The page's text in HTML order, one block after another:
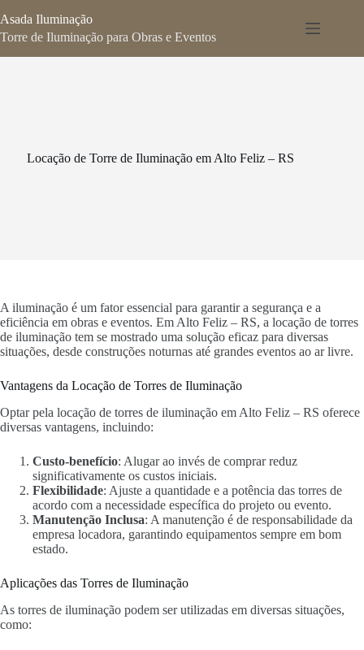
para
o
Asada Iluminação
Torre de Iluminação para Obras e Eventos
Locação de Torre de Iluminação em Alto Feliz – RS
A iluminação é um fator essencial para garantir a segurança e a
eficiência em obras e eventos. Em Alto Feliz – RS, a locação de torres
de iluminação tem se mostrado uma solução eficaz para diversas
situações, desde construções noturnas até grandes eventos ao ar livre.
Vantagens da Locação de Torres de Iluminação
Optar pela locação de torres de iluminação em Alto Feliz – RS oferece
diversas vantagens, incluindo:
Custo-benefício: Alugar ao invés de comprar reduz
significativamente os custos iniciais.
Flexibilidade: Ajuste a quantidade e a potência das torres de
acordo com a necessidade específica do projeto ou evento.
Manutenção Inclusa: A manutenção é de responsabilidade da
empresa locadora, garantindo equipamentos sempre em bom
estado.
Aplicações das Torres de Iluminação
As torres de iluminação podem ser utilizadas em diversas situações,
como: